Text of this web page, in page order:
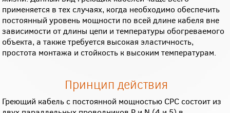
применяется в тех случаях, когда необходимо обеспечить
постоянный уровень мощности по всей длине кабеля вне
зависимости от длины цепи и температуры обогреваемого
объекта, а также требуется высокая эластичность,
простота монтажа и стойкость к высоким температурам.
Принцип действия
Греющий кабель с постоянной мощностью СРС состоит из